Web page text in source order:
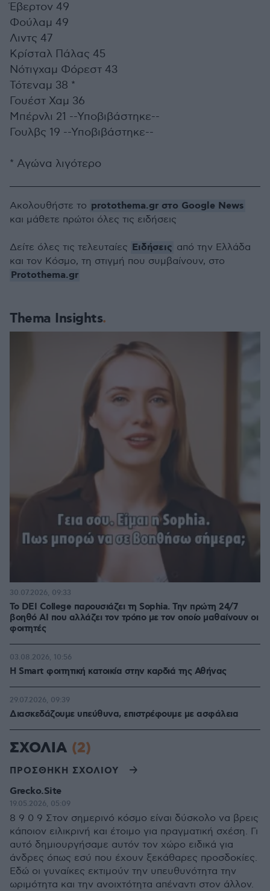
Έβερτον 49
Φούλαμ 49
Λιντς 47
Κρίσταλ Πάλας 45
Νότιγχαμ Φόρεστ 43
Τότεναμ 38 *
Γουέστ Χαμ 36
Μπέρνλι 21 --Υποβιβάστηκε--
Γουλβς 19 --Υποβιβάστηκε--
* Αγώνα λιγότερο
Thema Insights
Το DEI College παρουσιάζει τη Sophia. Την πρώτη 24/7
βοηθό AI που αλλάζει τον τρόπο με τον οποίο μαθαίνουν οι
φοιτητές
30.07.2026, 09:33
Η Smart φοιτητική κατοικία στην καρδιά της Αθήνας
03.08.2026, 10:56
Διασκεδάζουμε υπεύθυνα, επιστρέφουμε με ασφάλεια
29.07.2026, 09:39
Ακολουθήστε το protothema.gr στο Google News
και μάθετε πρώτοι όλες τις ειδήσεις
Δείτε όλες τις τελευταίες Ειδήσεις από την Ελλάδα
και τον Κόσμο, τη στιγμή που συμβαίνουν, στο
Protothema.gr
ΣΧΟΛΙΑ (2)
ΠΡΟΣΘΗΚΗ ΣΧΟΛΙΟΥ
Grecko.Site
19.05.2026, 05:09
8 9 0 9 Στον σημερινό κόσμο είναι δύσκολο να βρεις
κάποιον ειλικρινή και έτοιμο για πραγματική σχέση. Γι
αυτό δημιουργήσαμε αυτόν τον χώρο ειδικά για
άνδρες όπως εσύ που έχουν ξεκάθαρες προσδοκίες.
Εδώ οι γυναίκες εκτιμούν την υπευθυνότητα την
ωριμότητα και την ανοιχτότητα απέναντι στον άλλον.